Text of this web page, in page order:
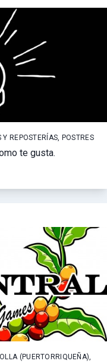
Y REPOSTERÍAS, POSTRES
te gusta.
(PUERTORRIQUEÑA),